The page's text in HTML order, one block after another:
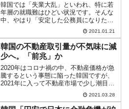
韓国では「失業大乱」といわれ、特に若
年層の就職難はひどい状況です。そんな
中、やはり「安定した公務員になりた
い」という人が増加しています。2021年
01月20日、企画財政部の公表した公共機
関公示システムを調査した結果、韓国メ
ディア『毎日経済』...
2021.01.21
韓国の不動産取引量が不気味に減
少へ。「前兆」か
2020年はコロナ禍の中、不動産価格が急
騰するという事態に陥った韓国ですが、
2021年に入って不動産市場で少し潮目が
変わってきました。先に少しご紹介した
のは「取引価格の下落」でしたが……。
取引の減少は一つのINDEXと見ることが
2021.03.28